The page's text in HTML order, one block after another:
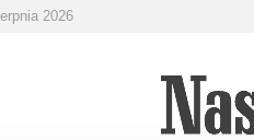
2026